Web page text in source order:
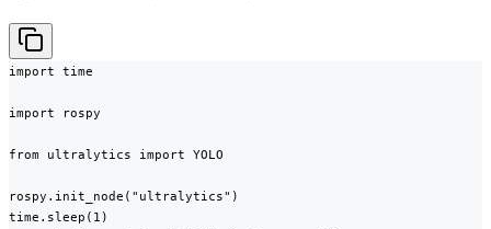
import time
import rospy
from ultralytics import YOLO
rospy.init_node("ultralytics")
time.sleep(1)